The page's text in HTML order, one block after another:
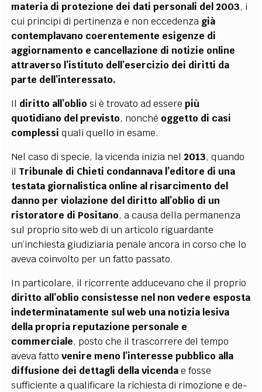
materia di protezione dei dati personali del 2003, i
cui principi di pertinenza e non eccedenza già
contemplavano coerentemente esigenze di
aggiornamento e cancellazione di notizie online
attraverso l’istituto dell’esercizio dei diritti da
parte dell’interessato.
Il diritto all’obliosi è trovato ad essere più
quotidiano del previsto, nonché oggetto di casi
complessi quali quello in esame.
Nel caso di specie, la vicenda inizia nel 2013, quando
il Tribunale di Chieti condannava l’editore di una
testata giornalistica online al risarcimento del
danno per violazione del diritto all’oblio di un
ristoratore di Positano, a causa della permanenza
sul proprio sito web di un articolo riguardante
un’inchiesta giudiziaria penale ancora in corso che lo
aveva coinvolto per un fatto passato.
In particolare, il ricorrente adducevano che il proprio
diritto all’oblio consistesse nel non vedere esposta
indeterminatamente sul web una notizia lesiva
della propria reputazione personale e
commerciale, posto che il trascorrere del tempo
aveva fattovenire meno l’interesse pubblico alla
diffusione dei dettagli della vicendae fosse
sufficiente a qualificare la richiesta di rimozione e de-